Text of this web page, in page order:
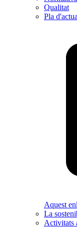
Qualitat
Pla
Aquest
La
Activitats